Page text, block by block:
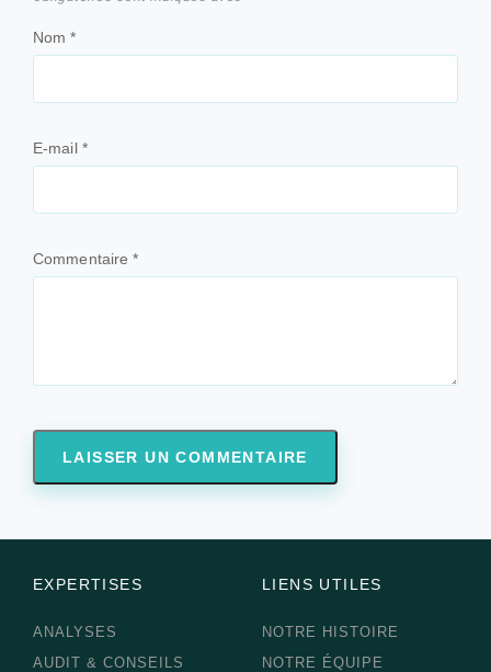
Commentaire*
Nom*
E-mail *
EXPERTISES
ANALYSES
AUDIT & CONSEILS
LIENS UTILES
NOTRE HISTOIRE
NOTRE ÉQUIPE